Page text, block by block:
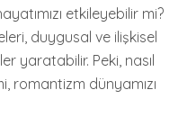
etkileyebilir mi?
duygusal ve ilişkisel
yaratabilir. Peki, nasıl
romantizm dünyamızı